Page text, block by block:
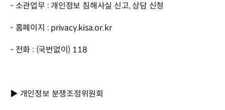
- 소관업무 : 개인정보 침해사실 신고, 상담 신청
- 홈페이지 : privacy.kisa.or.kr
- 전화 : (국번없이) 118
▶ 개인정보 분쟁조정위원회